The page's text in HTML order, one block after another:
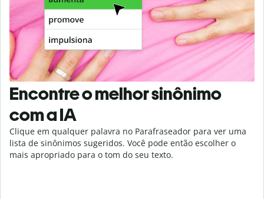
Encontre o melhor sinônimo
com a IA
Clique em qualquer palavra no Parafraseador para ver uma
lista de sinônimos sugeridos. Você pode então escolher o
mais apropriado para o tom do seu texto.